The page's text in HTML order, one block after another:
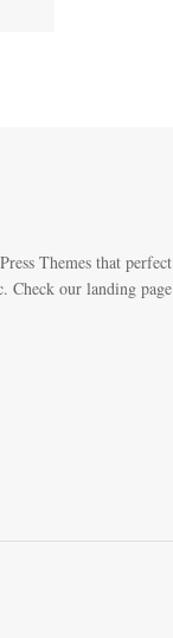
Themes that perfect
Check our landing page